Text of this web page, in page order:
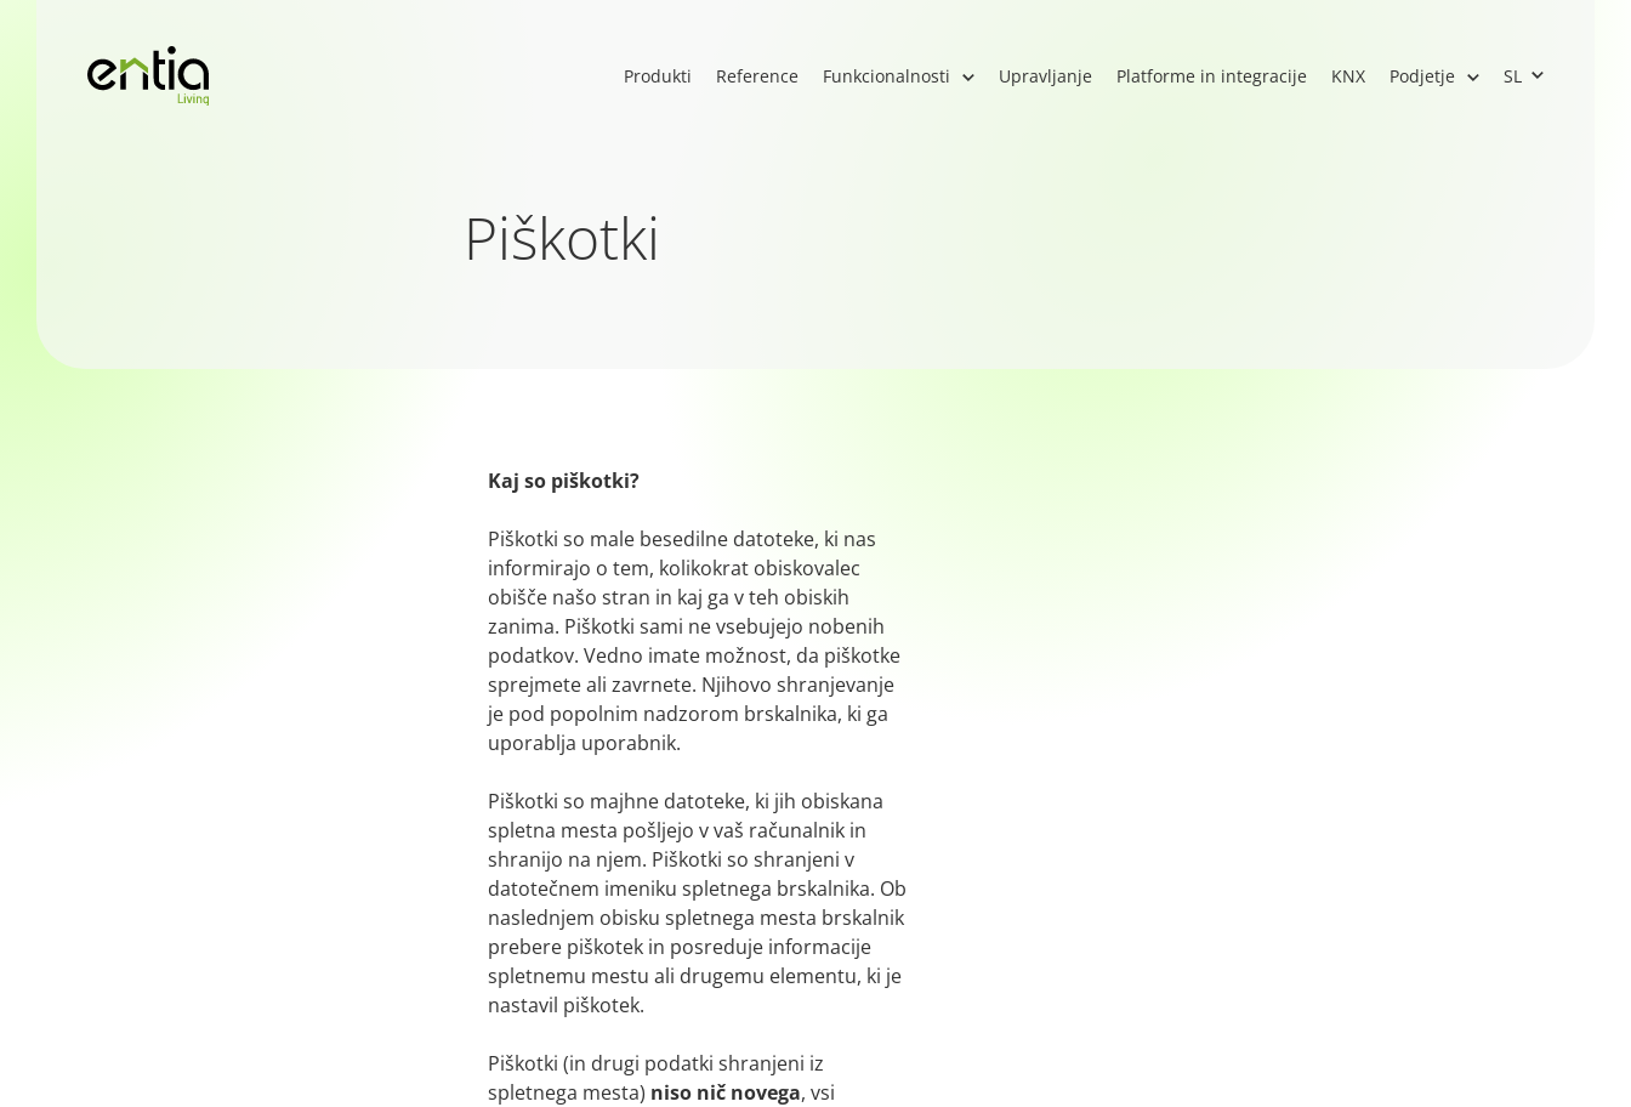
Produkti Reference Funkcionalnosti Upravljanje Platforme in integracije KNX Podjetje SL
Piškotki
Kaj so piškotki?
Piškotki so male besedilne datoteke, ki nas
informirajo o tem, kolikokrat obiskovalec
obišče našo stran in kaj ga v teh obiskih
zanima. Piškotki sami ne vsebujejo nobenih
podatkov. Vedno imate možnost, da piškotke
sprejmete ali zavrnete. Njihovo shranjevanje
je pod popolnim nadzorom brskalnika, ki ga
uporablja uporabnik.
Piškotki so majhne datoteke, ki jih obiskana
spletna mesta pošljejo v vaš računalnik in
shranijo na njem. Piškotki so shranjeni v
datotečnem imeniku spletnega brskalnika. Ob
naslednjem obisku spletnega mesta brskalnik
prebere piškotek in posreduje informacije
spletnemu mestu ali drugemu elementu, ki je
nastavil piškotek.
Piškotki (in drugi podatki shranjeni iz
spletnega mesta) niso nič novega, vsi